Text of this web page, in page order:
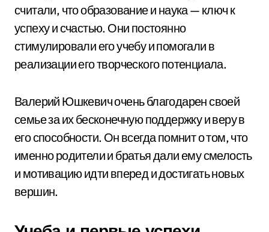
считали, что образование и наука — ключ к
успеху и счастью. Они постоянно
стимулировали его учебу и помогали в
реализации его творческого потенциала.
Валерий Юшкевич очень благодарен своей
семье за их бесконечную поддержку и веру в
его способности. Он всегда помнит о том, что
именно родители и братья дали ему смелость
и мотивацию идти вперед и достигать новых
вершин.